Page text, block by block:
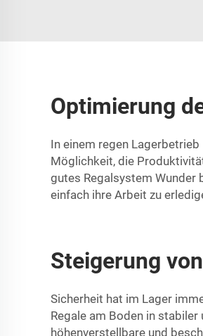
Optimierung
In einem regen
Möglichkeit, die
gutes Regalsystem Wunder
einfach ihre Arbeit zu
Steigerung
Sicherheit hat im Lager
Regale am Boden in
höhenverstellbare und